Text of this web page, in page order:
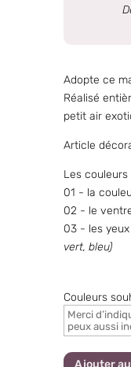
Adopte ce
Réalisé
petit air
Article
Les
01 - la
02 - le
03 - les yeux
vert, bleu)
Couleurs